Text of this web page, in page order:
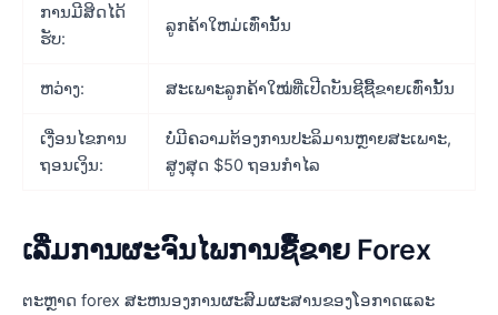
ການມີສິດໄດ້
ຮັບ:
ລູກຄ້າໃຫມ່ເທົ່ານັ້ນ
ຫວ່າງ: ສະເພາະລູກຄ້າໃໝ່ທີ່ເປີດບັນຊີຊື້ຂາຍເທົ່ານັ້ນ
ເງື່ອນໄຂການ
ຖອນເງິນ:
ບໍ່ມີຄວາມຕ້ອງການປະລິມານຫຼາຍສະເພາະ,
ສູງສຸດ $50 ຖອນກໍາໄລ
ເລີ່ມການຜະຈົນໄພການຊື້ຂາຍ Forex
ຕະຫຼາດ forex ສະຫນອງການຜະສົມຜະສານຂອງໂອກາດແລະ